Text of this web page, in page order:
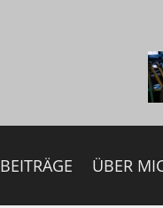
BEITRÄGE ÜBER